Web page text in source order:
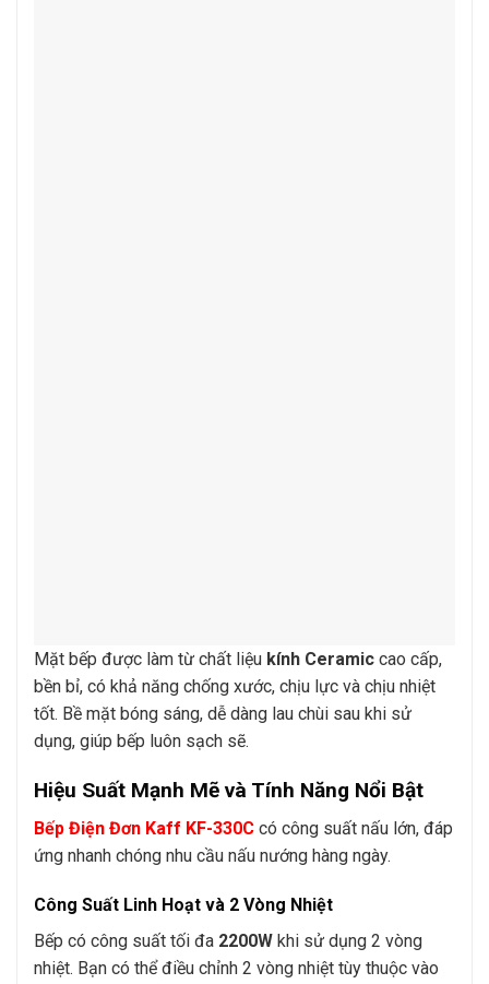
Mặt bếp được làm từ chất liệu kính Ceramic cao cấp,
bền bỉ, có khả năng chống xước, chịu lực và chịu nhiệt
tốt. Bề mặt bóng sáng, dễ dàng lau chùi sau khi sử
dụng, giúp bếp luôn sạch sẽ.
Hiệu Suất Mạnh Mẽ và Tính Năng Nổi Bật
Bếp Điện Đơn Kaff KF-330C có công suất nấu lớn, đáp
ứng nhanh chóng nhu cầu nấu nướng hàng ngày.
Công Suất Linh Hoạt và 2 Vòng Nhiệt
Bếp có công suất tối đa 2200W khi sử dụng 2 vòng
nhiệt. Bạn có thể điều chỉnh 2 vòng nhiệt tùy thuộc vào